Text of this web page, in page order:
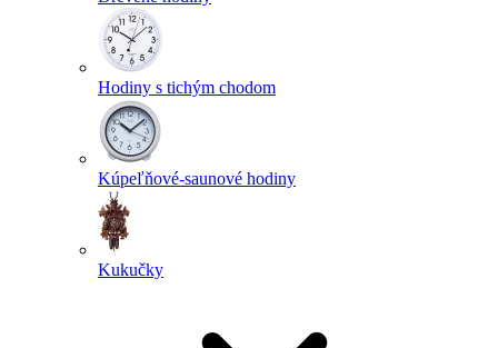
Hodiny s tichým chodom
Kúpeľňové-saunové hodiny
Kukučky